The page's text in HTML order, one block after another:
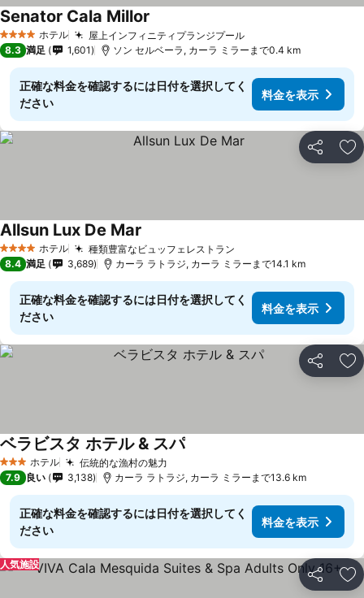
4 ホテルのランク
ホテル 屋上インフィニティプランジプール
Senator Cala Millor
8.3 満足 1,601 ソン セルベーラ, カーラ ミラーまで0.4 km
正確な料金を確認するには日付を選択してく
ださい
料金を表示
シェア お
4 ホテルのランク
ホテル 種類豊富なビュッフェレストラン
Allsun Lux De Mar
8.4 満足 3,689 カーラ ラトラジ, カーラ ミラーまで14.1 km
正確な料金を確認するには日付を選択してく
ださい
料金を表示
シェア お
3 ホテルのランク
ホテル 伝統的な漁村の魅力
ベラビスタ ホテル & スパ
7.9 良い 3,138 カーラ ラトラジ, カーラ ミラーまで13.6 km
正確な料金を確認するには日付を選択してく
ださい
料金を表示
シェア お
人気施設